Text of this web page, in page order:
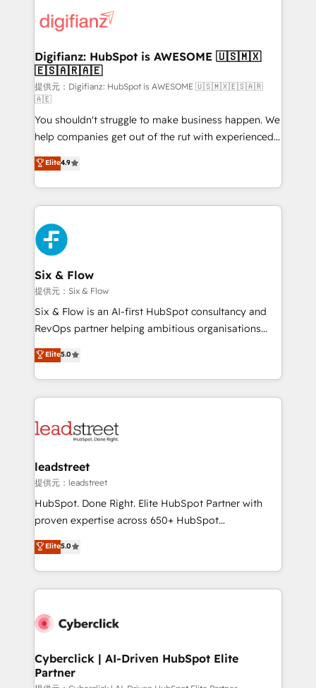
supercharge revenue operations Key services: • CRM
Transformation / Web Development • RevOps &
Sales Consulting • Marketing Automation What
makes us different? 🚀 Top 0.5% of global HubSpot
agencies ⚙️ The strongest technical ability and
integration capabilities 💼 Consultative, long-term
partners who will embed ourselves into your
business, processes and systems 🏢 We specialise in
working with mid-market and enterprise
organisations, global organisations and those with
complex use cases 🏆 CRM Implementation,
Platform Enablement, Custom Integration and
Onboarding Accredited 🔐 ISO27001 & ISO9001
Certified
Digifianz: HubSpot is AWESOME 🇺🇸🇲🇽
🇪🇸🇦🇷🇦🇪
提供元：Digifianz: HubSpot is AWESOME 🇺🇸🇲🇽🇪🇸🇦🇷
🇦🇪
You shouldn't struggle to make business happen. We
help companies get out of the rut with experienced,
process-oriented teams implementing HubSpot
Marketing, Sales, Service, CMS and Operations Hub,
so selling and actually engaging with your customers
feels easy and pain-free. We are a top ranked
HubSpot Elite Partner, winner of Rookie of the Year
and Customer First Awards, 4.9/5 rating in HubSpot
Reviews and 4.9/5 rating in Clutch Reviews. Digifianz
helps the following industries: logistics & 3PL, home
improvement & construction, branding and
commercialization, real estate, health, education,
SaaS, Software Dev & IT and consulting, make the
the United States, EU, UAE, Mexico and Latin
America. From casual user to super fan: make
Elite4.9
Six & Flow
提供元：Six & Flow
Six & Flow is an AI-first HubSpot consultancy and
RevOps partner helping ambitious organisations
grow with clarity, confidence, and intelligence.
Operating across the UK, Netherlands, Ireland, and
Canada, we’ve delivered thousands of successful
HubSpot projects for mid-market and enterprise
combine HubSpot, data, and AI to design connected
and technology for predictable, scalable revenue
growth. Our expertise spans RevOps, CRM and data
architecture, AI enablement, and strategic marketing,
delivered through our proprietary FLAIR framework
Partner and ISO 27001:2022 certified consultancy,
we blend strategy, creativity, and technology to help
Elite5.0
leadstreet
提供元：leadstreet
HubSpot. Done Right. Elite HubSpot Partner with
proven expertise across 650+ HubSpot
implementations. With 12+ years of HubSpot
experience, we help you use the HubSpot platform
to its fullest capacity, improve your current HubSpot
website, or build your new one.
Elite5.0
Cyberclick | AI-Driven HubSpot Elite
Partner